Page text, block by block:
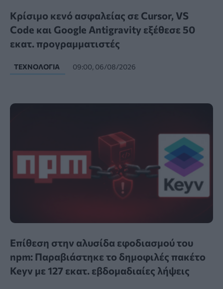
Κρίσιμο κενό ασφαλείας σε Cursor, VS
Code και Google Antigravity εξέθεσε 50
εκατ. προγραμματιστές
ΤΕΧΝΟΛΟΓΊΑ 09:00, 06/08/2026
Επίθεση στην αλυσίδα εφοδιασμού του
npm: Παραβιάστηκε το δημοφιλές πακέτο
Keyv με 127 εκατ. εβδομαδιαίες λήψεις